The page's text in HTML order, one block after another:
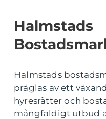
Halmstads
Halmstads
präglas av ett
hyresrätter och
mångfaldigt utbud